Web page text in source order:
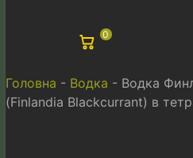
0
Головна - Водка - Водка
(Finlandia Blackcurrant) в